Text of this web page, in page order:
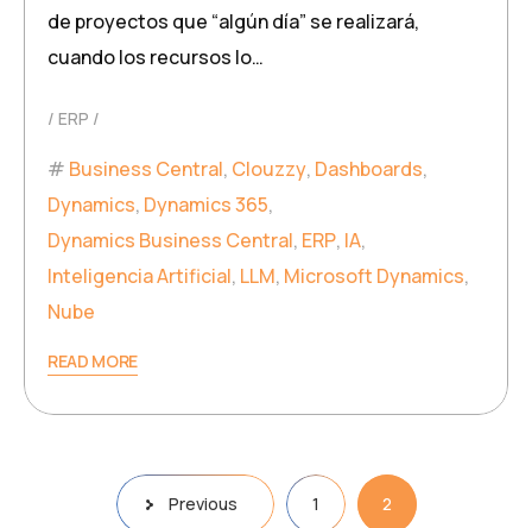
de proyectos que “algún día” se realizará,
cuando los recursos lo…
ERP
Business Central, Clouzzy, Dashboards,
Dynamics, Dynamics 365,
Dynamics Business Central, ERP, IA,
Inteligencia Artificial, LLM, Microsoft Dynamics,
Nube
READ MORE
Previous 1 2